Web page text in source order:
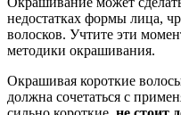
недостатках формы лица,
волосков. Учтите эти
методики окрашивания.
Окрашивая короткие
должна сочетаться с